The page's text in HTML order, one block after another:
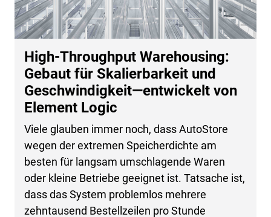
High-Throughput Warehousing:
Gebaut für Skalierbarkeit und
Geschwindigkeit—entwickelt von
Element Logic
Viele glauben immer noch, dass AutoStore
wegen der extremen Speicherdichte am
besten für langsam umschlagende Waren
oder kleine Betriebe geeignet ist. Tatsache ist,
dass das System problemlos mehrere
zehntausend Bestellzeilen pro Stunde